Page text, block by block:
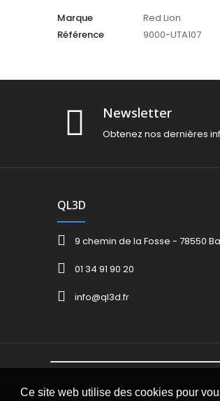
Ce site web utilise des cookies pour
Marque
Red Lion
Référence
9000-UTA107
Newsletter
Obtenez nos dernières
QL3D
9 chemin de la Fosse - 78550
01 34 91 90 20
info@ql3d.fr